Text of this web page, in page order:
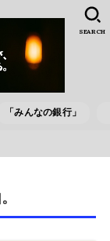
「みんなの銀行」
SEARCH